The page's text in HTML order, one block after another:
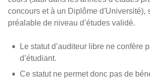
concours et à un Diplôme d'Université),
préalable de niveau d’études validé.
Le statut d’auditeur libre ne confère
d’étudiant.
Ce statut ne permet donc pas de